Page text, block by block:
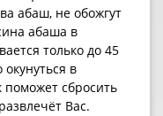
абаш, не обожгут
абаша в
только до 45
в
сбросить
Вас.